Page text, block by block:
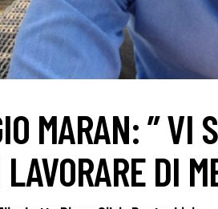
MARAN: ” VI
DI